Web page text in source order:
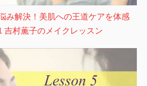
み解決！美肌への王道ケアを体感
吉村薫子のメイクレッスン